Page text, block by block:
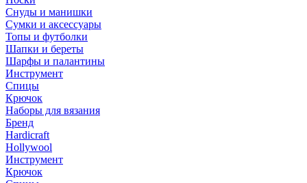
Снуды и манишки
Сумки и аксессуары
Топы и футболки
Шапки и береты
Шарфы и палантины
Инструмент
Спицы
Крючок
Наборы для вязания
Бренд
Hardicraft
Hollywool
Инструмент
Крючок